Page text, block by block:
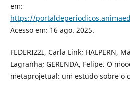
em:
https://
Acesso em: 16 ago. 2025.
FEDERIZZI, Carla Link; HALPERN,
Lagranha; GERENDA, Felipe. O
metaprojetual: um estudo sobre o